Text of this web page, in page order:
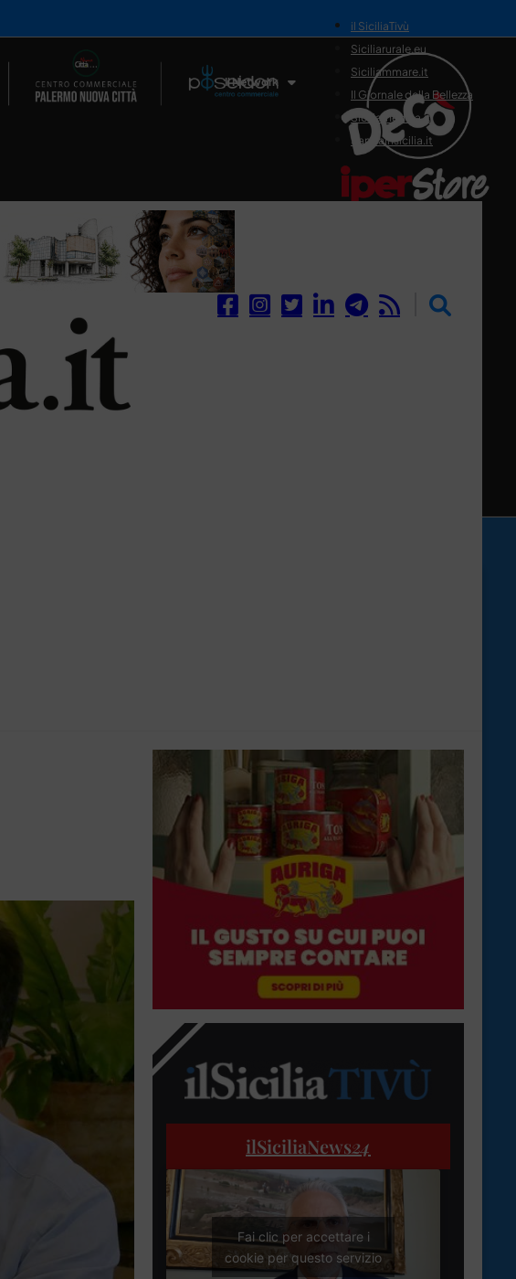
Il Network
il SiciliaTivù
Siciliarurale.eu
Siciliammare.it
Il Giornale della Bellezza
Siciliamedica.it
Sanitainsicilia.it
ilSiciliaNews24
Fai clic per accettare i
cookie per questo servizio